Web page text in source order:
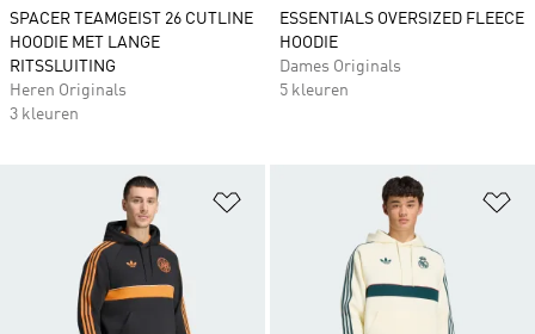
SPACER TEAMGEIST 26 CUTLINE
HOODIE MET LANGE
RITSSLUITING
Heren Originals
3 kleuren
ESSENTIALS OVERSIZED FLEECE
HOODIE
Dames Originals
5 kleuren
Op verlanglijst zetten